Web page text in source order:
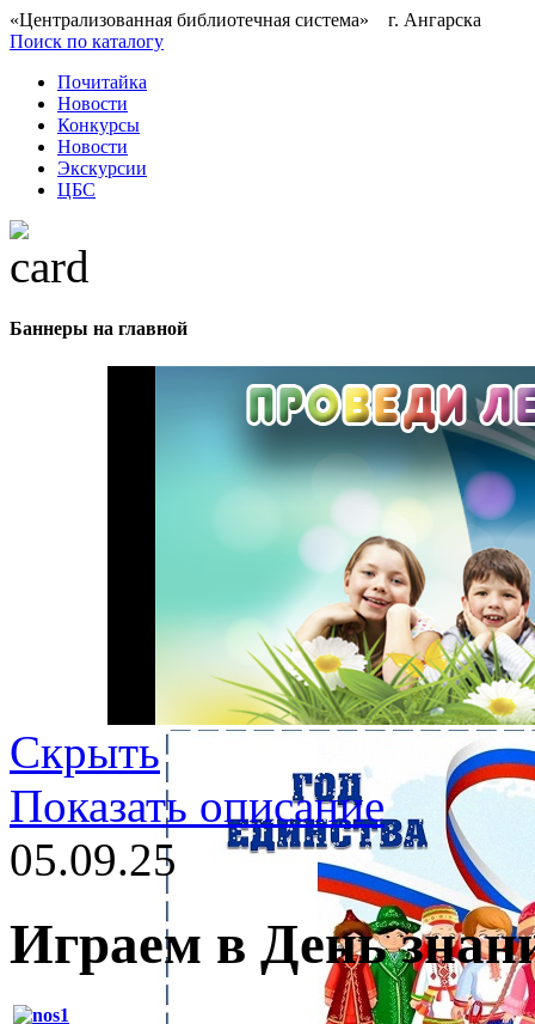
«Централизованная библиотечная система» г. Ангарска
Поиск по каталогу
Почитайка
Новости
Конкурсы
Новости
Экскурсии
ЦБС
Баннеры на главной
Скрыть
Показать описание
05.09.25
Играем в День